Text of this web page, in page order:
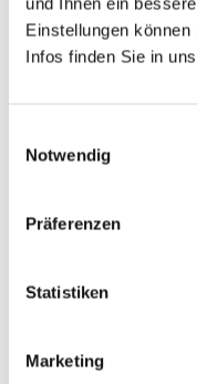
Einstellungen
Infos finden Sie in
Notwendig
Präferenzen
Statistiken
Marketing
https://